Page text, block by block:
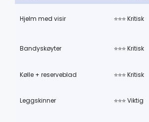
Hjelm med visir ⭐⭐⭐ Kritisk
Bandyskøyter ⭐⭐⭐ Kritisk
Kølle + reserveblad ⭐⭐⭐ Kritisk
Leggskinner ⭐⭐⭐ Viktig